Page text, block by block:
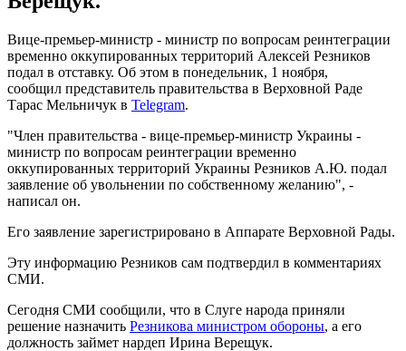
Вице-премьер-министр - министр по вопросам реинтеграции
временно оккупированных территорий Алексей Резников
подал в отставку. Об этом в понедельник, 1 ноября,
сообщил представитель правительства в Верховной Раде
Тарас Мельничук в Telegram.
"Член правительства - вице-премьер-министр Украины -
министр по вопросам реинтеграции временно
оккупированных территорий Украины Резников А.Ю. подал
заявление об увольнении по собственному желанию", -
написал он.
Его заявление зарегистрировано в Аппарате Верховной Рады.
Эту информацию Резников сам подтвердил в комментариях
СМИ.
Сегодня СМИ сообщили, что в Слуге народа приняли
решение назначить Резникова министром обороны, а его
должность займет нардеп Ирина Верещук.